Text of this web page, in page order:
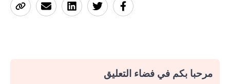
مرحبا بكم في فضاء التعليق